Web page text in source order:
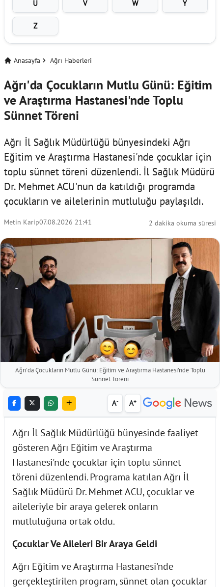
Ü V W Y
Z
Anasayfa Ağrı Haberleri
Ağrı'da Çocukların Mutlu Günü: Eğitim
ve Araştırma Hastanesi'nde Toplu
Sünnet Töreni
Ağrı İl Sağlık Müdürlüğü bünyesindeki Ağrı
Eğitim ve Araştırma Hastanesi'nde çocuklar için
toplu sünnet töreni düzenlendi. İl Sağlık Müdürü
Dr. Mehmet ACU'nun da katıldığı programda
çocukların ve ailelerinin mutluluğu paylaşıldı.
Metin Karip07.08.2026 21:41 2 dakika okuma süresi
Ağrı'da Çocukların Mutlu Günü: Eğitim ve Araştırma Hastanesi'nde Toplu
Sünnet Töreni
A- A+
Ağrı İl Sağlık Müdürlüğü bünyesinde faaliyet
gösteren Ağrı Eğitim ve Araştırma
Hastanesi'nde çocuklar için toplu sünnet
töreni düzenlendi. Programa katılan Ağrı İl
Sağlık Müdürü Dr. Mehmet ACU, çocuklar ve
aileleriyle bir araya gelerek onların
mutluluğuna ortak oldu.
Çocuklar Ve Aileleri Bir Araya Geldi
Ağrı Eğitim ve Araştırma Hastanesi'nde
gerçekleştirilen program, sünnet olan çocuklar